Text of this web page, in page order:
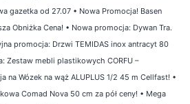
gazetka od 27.07 • Nowa Promocja! Basen
Obniżka Cena! • Nowa promocja: Dywan Tra.
promocja: Drzwi TEMIDAS inox antracyt 80
Zestaw mebli plastikowych CORFU –
na Wózek na wąż ALUPLUS 1/2 45 m Cellfast! •
Comad Nova 50 cm za pół ceny! • Mega